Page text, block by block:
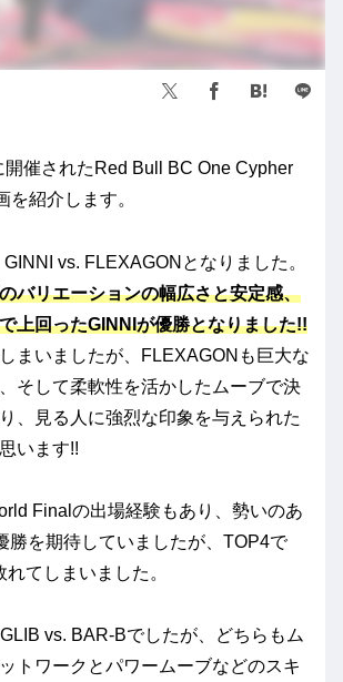
開催されたRed Bull BC One Cypher
を紹介します。
vs. FLEXAGONとなりました。
バリエーションの幅広さと安定感、
上回ったGINNIが優勝となりました!!
まいましたが、FLEXAGONも巨大な
そして柔軟性を活かしたムーブで決
、見る人に強烈な印象を与えられた
います!!
Finalの出場経験もあり、勢いのあ
勝を期待していましたが、TOP4で
てしまいました。
vs. BAR-Bでしたが、どちらもム
トワークとパワームーブなどのスキ